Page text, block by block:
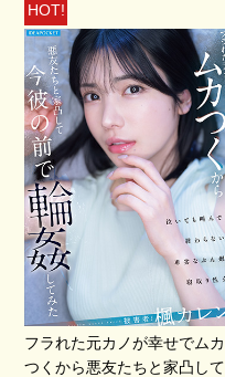
HOT!
フラれた元カノが幸せでムカ
つくから悪友たちと家凸して